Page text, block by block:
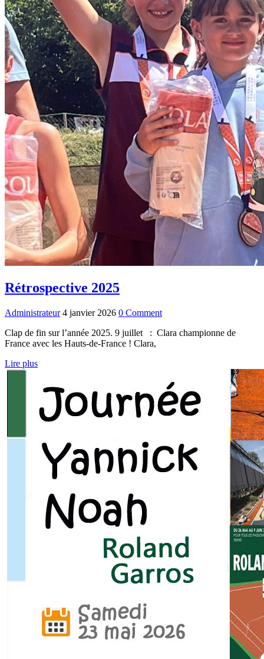
Rétrospective 2025
Administrateur 4 janvier 2026 0 Comment
Clap de fin sur l’année 2025. 9 juillet : Clara championne de
France avec les Hauts-de-France ! Clara,
Lire plus